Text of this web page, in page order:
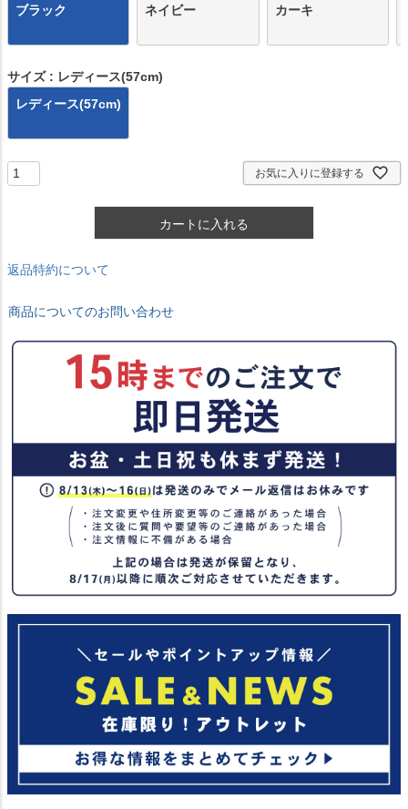
ブラック
ネイビー カーキ
サイズ
レディース(57cm)
レディース(57cm)
お気に入りに登録する
カートに入れる
返品特約について
商品についてのお問い合わせ